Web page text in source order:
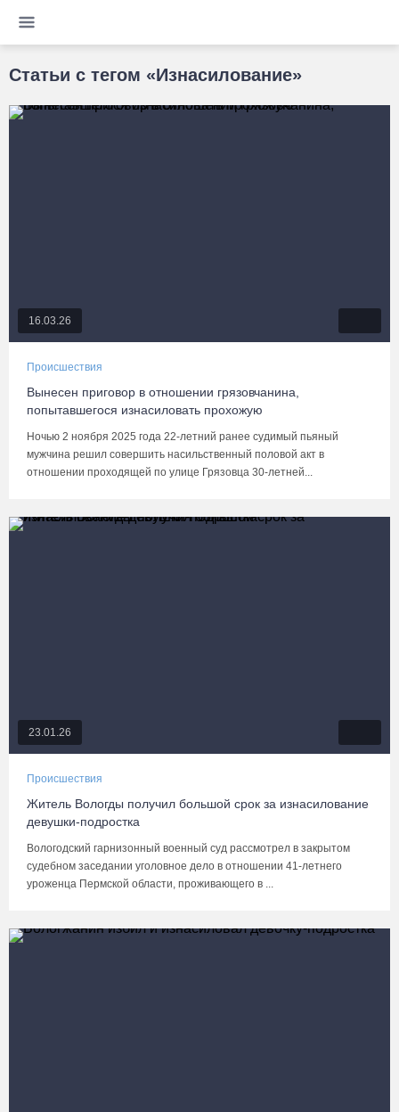
Статьи с тегом «Изнасилование»
16.03.26
Происшествия
Вынесен приговор в отношении грязовчанина,
попытавшегося изнасиловать прохожую
Ночью 2 ноября 2025 года 22-летний ранее судимый пьяный
мужчина решил совершить насильственный половой акт в
отношении проходящей по улице Грязовца 30-летней...
23.01.26
Происшествия
Житель Вологды получил большой срок за изнасилование
девушки-подростка
Вологодский гарнизонный военный суд рассмотрел в закрытом
судебном заседании уголовное дело в отношении 41-летнего
уроженца Пермской области, проживающего в ...